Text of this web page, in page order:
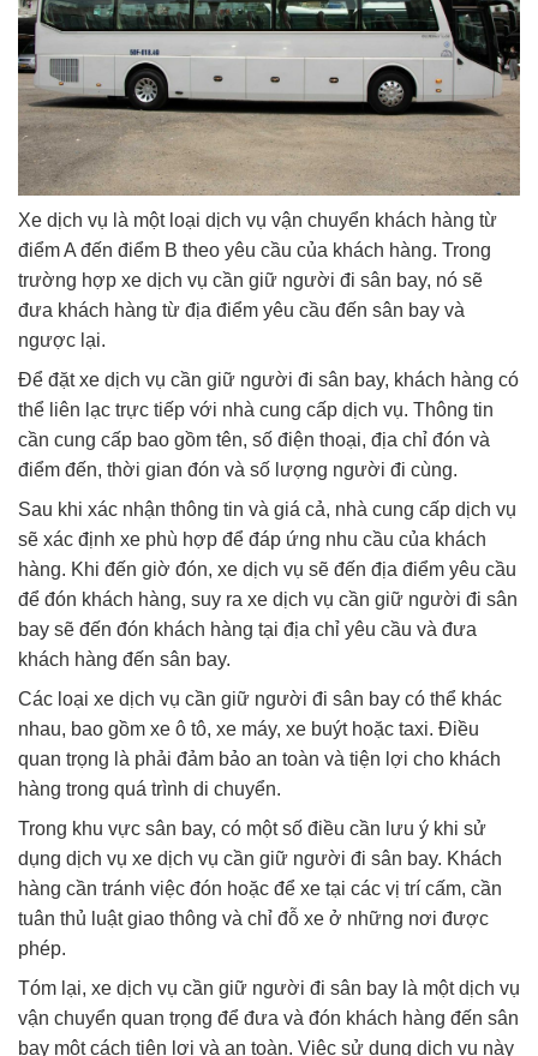
Xe dịch vụ là một loại dịch vụ vận chuyển khách hàng từ
điểm A đến điểm B theo yêu cầu của khách hàng. Trong
trường hợp xe dịch vụ cần giữ người đi sân bay, nó sẽ
đưa khách hàng từ địa điểm yêu cầu đến sân bay và
ngược lại.
Để đặt xe dịch vụ cần giữ người đi sân bay, khách hàng có
thể liên lạc trực tiếp với nhà cung cấp dịch vụ. Thông tin
cần cung cấp bao gồm tên, số điện thoại, địa chỉ đón và
điểm đến, thời gian đón và số lượng người đi cùng.
Sau khi xác nhận thông tin và giá cả, nhà cung cấp dịch vụ
sẽ xác định xe phù hợp để đáp ứng nhu cầu của khách
hàng. Khi đến giờ đón, xe dịch vụ sẽ đến địa điểm yêu cầu
để đón khách hàng, suy ra xe dịch vụ cần giữ người đi sân
bay sẽ đến đón khách hàng tại địa chỉ yêu cầu và đưa
khách hàng đến sân bay.
Các loại xe dịch vụ cần giữ người đi sân bay có thể khác
nhau, bao gồm xe ô tô, xe máy, xe buýt hoặc taxi. Điều
quan trọng là phải đảm bảo an toàn và tiện lợi cho khách
hàng trong quá trình di chuyển.
Trong khu vực sân bay, có một số điều cần lưu ý khi sử
dụng dịch vụ xe dịch vụ cần giữ người đi sân bay. Khách
hàng cần tránh việc đón hoặc để xe tại các vị trí cấm, cần
tuân thủ luật giao thông và chỉ đỗ xe ở những nơi được
phép.
Tóm lại, xe dịch vụ cần giữ người đi sân bay là một dịch vụ
vận chuyển quan trọng để đưa và đón khách hàng đến sân
bay một cách tiện lợi và an toàn. Việc sử dụng dịch vụ này